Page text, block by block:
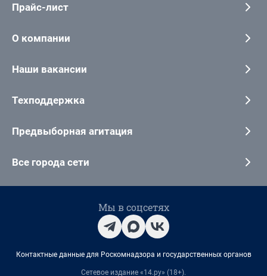
Прайс-лист
О компании
Наши вакансии
Техподдержка
Предвыборная агитация
Все города сети
Мы в соцсетях
Контактные данные для Роскомнадзора и государственных органов
Сетевое издание «14.ру» (18+).